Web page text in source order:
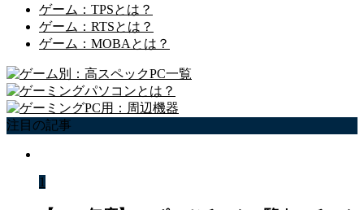
ゲーム：TPSとは？
ゲーム：RTSとは？
ゲーム：MOBAとは？
注目の記事
1